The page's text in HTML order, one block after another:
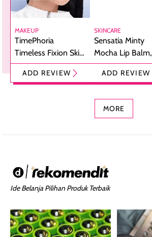
MAKEUP
TimePhoria
Timeless Fixion Skin
Tint Stick,
Foundation dan
ADD REVIEW
SKINCARE
Sensatia Minty
Mocha Lip Balm,
Pelembap Bibir
dengan Aroma
ADD REVIEW
MORE
Ide Belanja Pilihan Produk Terbaik